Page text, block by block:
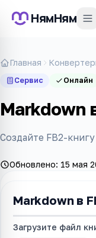
НямНям
Главная
Сервис Онлайн
Markdown
Создайте FB2-
Обновлено: 15 мая
Markdown в
Загрузите файл